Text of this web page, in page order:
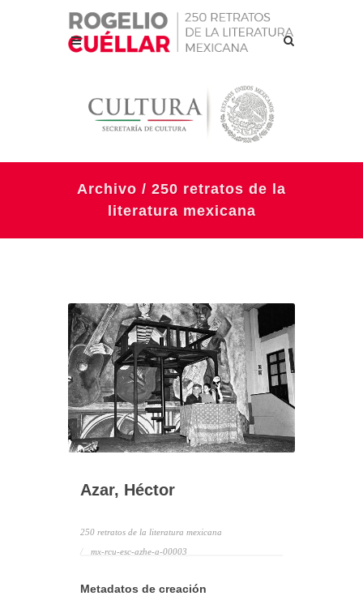
Archivo / 250 retratos de la
literatura mexicana
Azar, Héctor
250 retratos de la literatura mexicana
mx-rcu-esc-azhe-a-00003
Metadatos de creación